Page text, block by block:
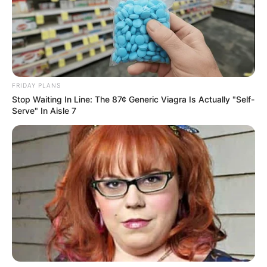
Zdj. Warner Bros.
FRIDAY PLANS
Stop Waiting In Line: The 87¢ Generic Viagra Is Actually "Self-
Serve" In Aisle 7